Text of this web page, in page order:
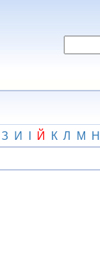
З И І Й К Л М Н